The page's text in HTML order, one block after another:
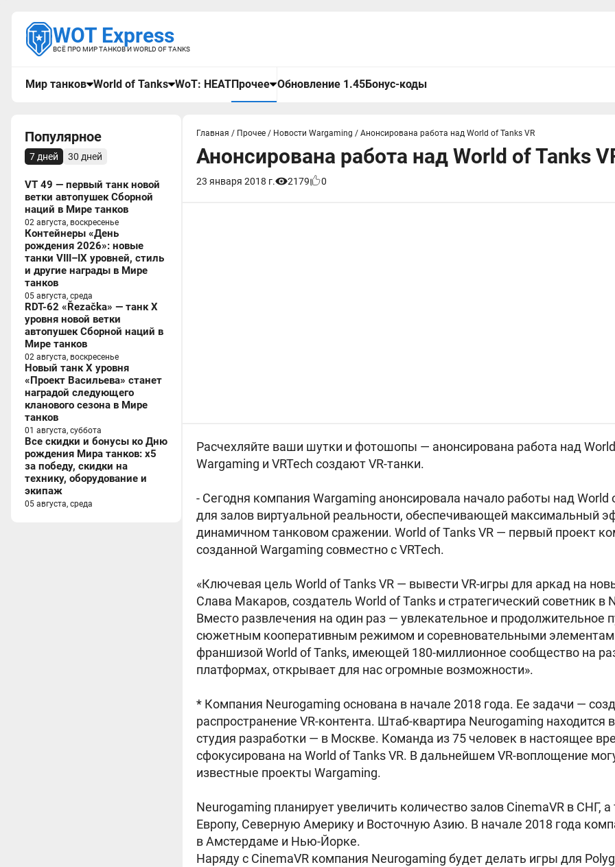
WOT Express
ВСЁ ПРО МИР ТАНКОВ И WORLD OF TANKS
Мир танков World of Tanks WoT: HEATПрочее Обновление 1.45Бонус-коды
Популярное
7 дней 30 дней
VT 49 — первый танк новой
ветки автопушек Сборной
наций в Мире танков
02 августа, воскресенье
Контейнеры «День
рождения 2026»: новые
танки VIII–IX уровней, стиль
и другие награды в Мире
танков
05 августа, среда
RDT-62 «Řezačka» — танк X
уровня новой ветки
автопушек Сборной наций в
Мире танков
02 августа, воскресенье
Новый танк X уровня
«Проект Васильева» станет
наградой следующего
кланового сезона в Мире
танков
01 августа, суббота
Все скидки и бонусы ко Дню
рождения Мира танков: x5
за победу, скидки на
технику, оборудование и
экипаж
05 августа, среда
Главная / Прочее / Новости Wargaming / Анонсирована работа над World of Tanks VR
Анонсирована работа над World of Tanks
23 января 2018 г. 2179 0
Расчехляйте ваши шутки и фотошопы — анонсирована работа над
Wargaming и VRTech создают VR-танки.
- Сегодня компания Wargaming анонсировала начало работы над World
для залов виртуальной реальности, обеспечивающей максимальный
динамичном танковом сражении. World of Tanks VR — первый проект
созданной Wargaming совместно с VRTech.
«Ключевая цель World of Tanks VR — вывести VR-игры для аркад на
Слава Макаров, создатель World of Tanks и стратегический советник в
Вместо развлечения на один раз — увлекательное и продолжительное
сюжетным кооперативным режимом и соревновательными
франшизой World of Tanks, имеющей 180-миллионное сообщество на
платформах, открывает для нас огромные возможности».
* Компания Neurogaming основана в начале 2018 года. Ее задачи —
распространение VR-контента. Штаб-квартира Neurogaming находится
студия разработки — в Москве. Команда из 75 человек в настоящее
сфокусирована на World of Tanks VR. В дальнейшем VR-воплощение
известные проекты Wargaming.
Neurogaming планирует увеличить количество залов CinemaVR в СНГ,
Европу, Северную Америку и Восточную Азию. В начале 2018 года
в Амстердаме и Нью-Йорке.
Наряду с CinemaVR компания Neurogaming будет делать игры для